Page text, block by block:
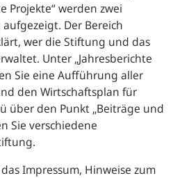
Projekte“ werden zwei
Der Bereich
wer die Stiftung und das
Unter „Jahresberichte
Sie eine Aufführung aller
den Wirtschaftsplan für
über den Punkt „Beiträge und
Sie verschiedene
Impressum, Hinweise zum